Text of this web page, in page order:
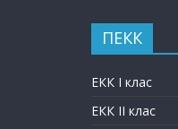
ПЕКК
ЕКК I клас
ЕКК II клас